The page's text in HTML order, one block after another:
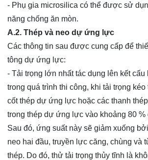
- Phụ gia microsilica có thể được sử
năng chống ăn mòn.
A.2. Thép và neo dự ứng lực
Các thông tin sau được cung cấp để
tông dự ứng lực:
- Tải trọng lớn nhất tác dụng lên kết cấu
trong quá trình thi công, khi tải trọng
cốt thép dự ứng lực hoặc các thanh
trong thép dự ứng lực vào khoảng 80 %
Sau đó, ứng suất này sẽ giảm xuống
neo hai đầu, truyền lực căng, chùng và
thép. Do đó, thử tải trọng thủy tĩnh là